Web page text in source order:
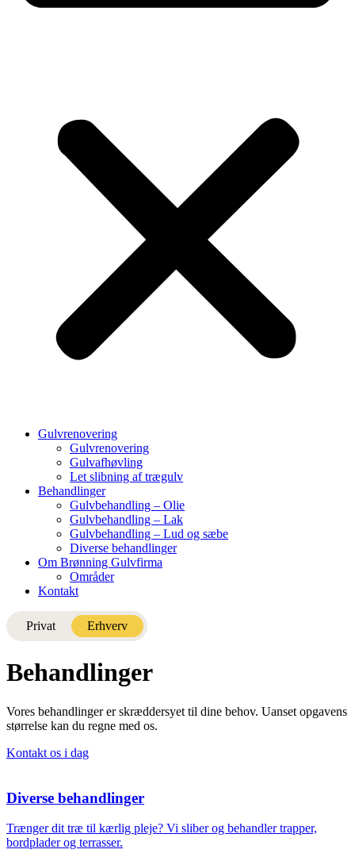
Gulvrenovering
Gulvrenovering
Gulvafhøvling
Let slibning af trægulv
Behandlinger
Gulvbehandling – Olie
Gulvbehandling – Lak
Gulvbehandling – Lud og sæbe
Diverse behandlinger
Om Brønning Gulvfirma
Områder
Kontakt
Privat Erhverv
Behandlinger
Vores behandlinger er skræddersyet til dine behov. Uanset opgavens
størrelse kan du regne med os.
Kontakt os i dag
Diverse behandlinger
Trænger dit træ til kærlig pleje? Vi sliber og behandler trapper,
bordplader og terrasser.